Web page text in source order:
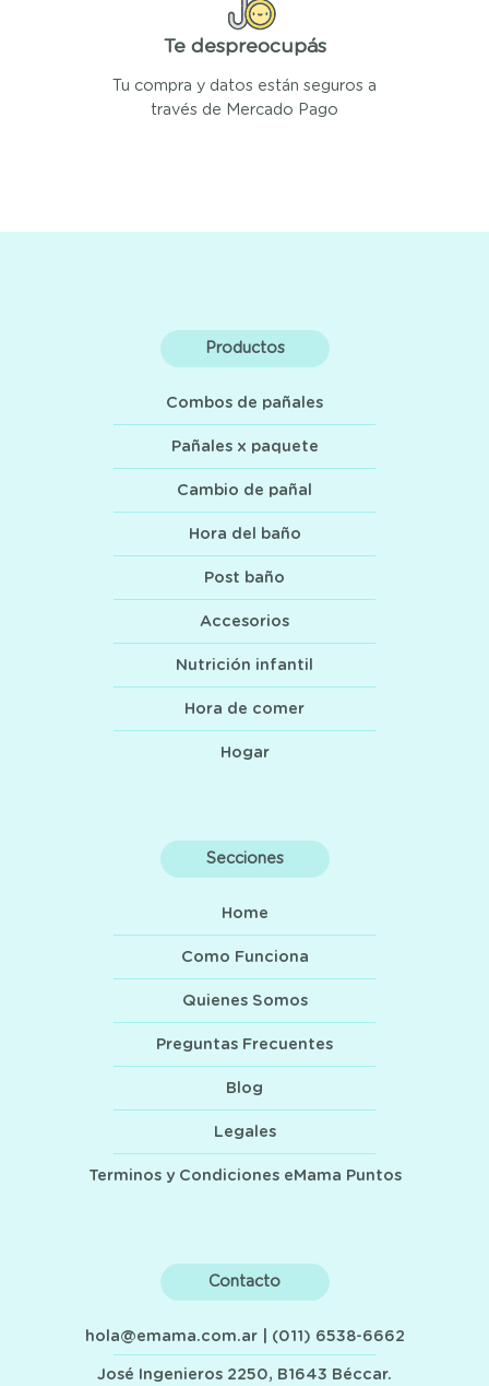
Te despreocupás
Tu compra y datos están seguros a
través de Mercado Pago
Productos
Combos de pañales
Pañales x paquete
Cambio de pañal
Hora del baño
Post baño
Accesorios
Nutrición infantil
Hora de comer
Hogar
Secciones
Home
Como Funciona
Quienes Somos
Preguntas Frecuentes
Blog
Legales
Terminos y Condiciones eMama Puntos
Contacto
hola@emama.com.ar| (011) 6538-6662
José Ingenieros 2250, B1643 Béccar.